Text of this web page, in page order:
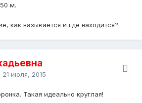
м.
как называется и где находится?
21 июля, 2015
Такая идеально круглая!